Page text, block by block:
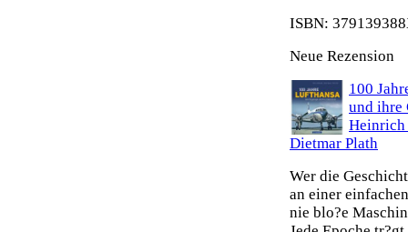
ISBN:
Neue Rezension
100
und ihre
Heinrich
Dietmar Plath
Wer die
an einer
nie blo?e